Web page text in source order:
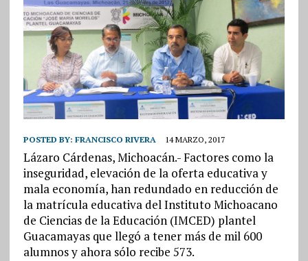
POSTED BY: FRANCISCO RIVERA 14 MARZO, 2017
Lázaro Cárdenas, Michoacán.- Factores como la
inseguridad, elevación de la oferta educativa y
mala economía, han redundado en reducción de
la matrícula educativa del Instituto Michoacano
de Ciencias de la Educación (IMCED) plantel
Guacamayas que llegó a tener más de mil 600
alumnos y ahora sólo recibe 573.